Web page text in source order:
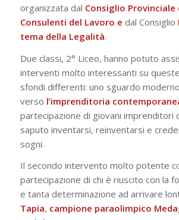
organizzata dal Consiglio Provinciale
Consulenti del Lavoro e dal Consiglio
tema della Legalità.
Due classi, 2° Liceo, hanno potuto
interventi molto interessanti su
sfondi differenti: uno sguardo
verso l’imprenditoria
partecipazione di giovani imprenditori
saputo inventarsi, reinventarsi e
sogni.
Il secondo intervento molto potente
partecipazione di chi è riuscito con la
e tanta determinazione ad arrivare
Tapia, campione paraolimpico